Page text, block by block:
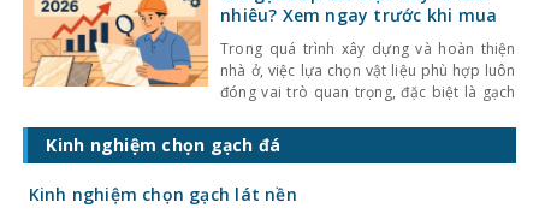
khiến không gian trở nên bí bách và phụ
nhiêu? Xem ngay trước khi mua
Trong quá trình xây dựng và hoàn thiện
nhà ở, việc lựa chọn vật liệu phù hợp luôn
đóng vai trò quan trọng, đặc biệt là gạch
giá gạch ốp lát hiện nay còn quyết định
trực tiếp đến tổng chi phí công trình. Vậy
Kinh nghiệm chọn gạch đá
Kinh nghiệm chọn gạch lát nền